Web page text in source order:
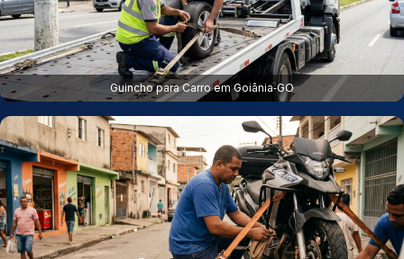
Guincho para Carro em Goiânia‑GO